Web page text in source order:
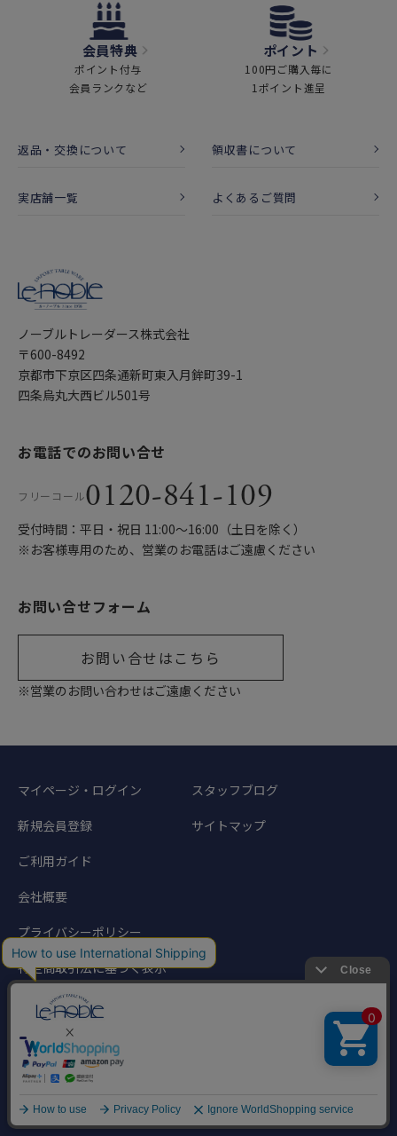
会員特典
ポイント付与
会員ランクなど
ポイント
100円ご購入毎に
1ポイント進呈
返品・交換について 領収書について
実店舗一覧 よくあるご質問
ノーブルトレーダース株式会社
〒600-8492
京都市下京区四条通新町東入月鉾町39-1
四条烏丸大西ビル501号
お電話でのお問い合せ
フリーコール0120-841-109
受付時間：平日・祝日 11:00〜16:00（土日を除く）
※お客様専用のため、営業のお電話はご遠慮ください
お問い合せフォーム
お問い合せはこちら
※営業のお問い合わせはご遠慮ください
マイページ・ログイン
新規会員登録
ご利用ガイド
会社概要
プライバシーポリシー
特定商取引法に基づく表示
スタッフブログ
サイトマップ